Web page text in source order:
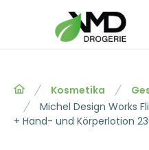
Kosmetika
Michel Design Works
+ Hand- und Körperlotion